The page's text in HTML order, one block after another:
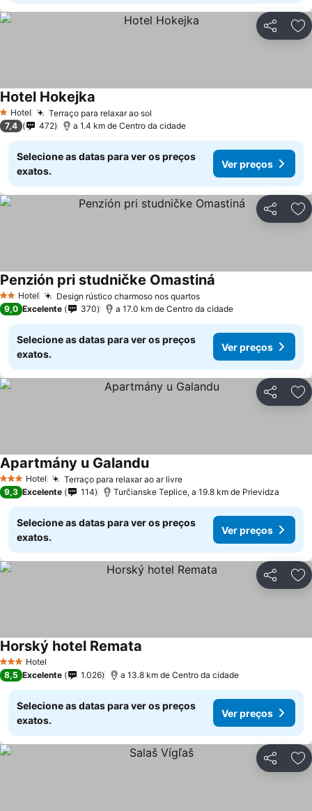
Partilhar
1 Estrelas
Hotel Terraço para relaxar ao sol
Hotel Hokejka
7,4 472 a 1.4 km de Centro da cidade
Selecione as datas para ver os preços
exatos.
Ver preços
Partilhar
2 Estrelas
Hotel Design rústico charmoso nos quartos
Penzión pri studničke Omastiná
9,0 Excelente 370 a 17.0 km de Centro da cidade
Selecione as datas para ver os preços
exatos.
Ver preços
Partilhar
3 EstrelasHotel Terraço para relaxar ao ar livre
Apartmány u Galandu
9,3 Excelente 114 Turčianske Teplice, a 19.8 km de Prievidza
Selecione as datas para ver os preços
exatos.
Ver preços
Partilhar
3 EstrelasHotel
Horský hotel Remata
8,5 Excelente 1.026 a 13.8 km de Centro da cidade
Selecione as datas para ver os preços
exatos.
Ver preços
Partilhar